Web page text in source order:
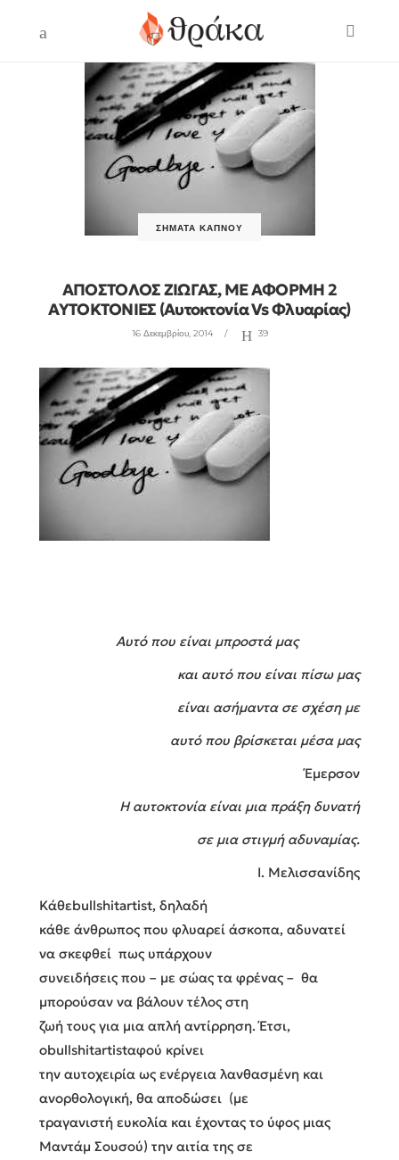
ΣΉΜΑΤΑ ΚΑΠΝΟΎ
ΑΠΟΣΤΟΛΟΣ ΖΙΩΓΑΣ, ΜΕ ΑΦΟΡΜΗ 2
ΑΥΤΟΚΤΟΝΙΕΣ (αυτοκτονία Vs Φλυαρίας)
16 Δεκεμβρίου, 2014 39
Αυτό που είναι μπροστά μας
και αυτό που είναι πίσω μας
είναι ασήμαντα σε σχέση με
αυτό που βρίσκεται μέσα μας
Έμερσον
Η αυτοκτονία είναι μια πράξη δυνατή
σε μια στιγμή αδυναμίας.
Ι. Μελισσανίδης
Κάθεbullshitartist, δηλαδή
κάθε άνθρωπος που φλυαρεί άσκοπα, αδυνατεί
να σκεφθεί πως υπάρχουν
συνειδήσεις που – με σώας τα φρένας – θα
μπορούσαν να βάλουν τέλος στη
ζωή τους για μια απλή αντίρρηση. Έτσι,
οbullshitartistαφού κρίνει
την αυτοχειρία ως ενέργεια λανθασμένη και
ανορθολογική, θα αποδώσει (με
τραγανιστή ευκολία και έχοντας το ύφος μιας
Μαντάμ Σουσού) την αιτία της σε